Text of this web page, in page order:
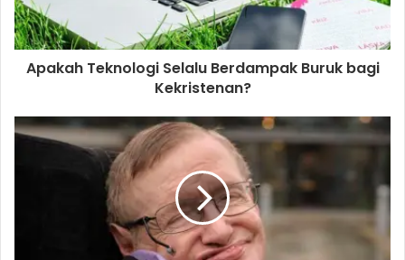
l
a
d
s
Apakah Teknologi Selalu Berdampak Buruk bagi
Kekristenan?